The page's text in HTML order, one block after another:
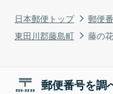
日本郵便トップ 郵便
東田川郡藤島町
藤の花
郵便番号を調